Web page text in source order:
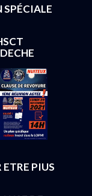
SPÉCIALE
ETRE PIUS